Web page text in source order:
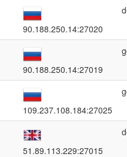
90.188.250.14:27020
90.188.250.14:27019
109.237.108.184:27025
51.89.113.229:27015